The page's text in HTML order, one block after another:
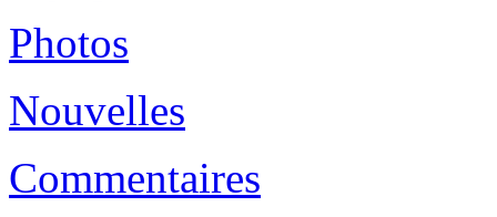
Photos
Nouvelles
Commentaires